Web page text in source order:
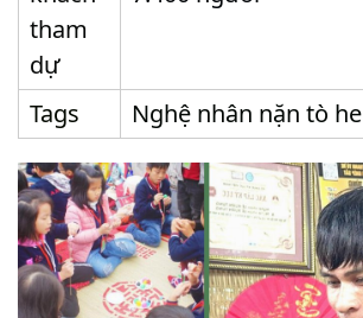
tham
dự
Tags Nghệ nhân nặn tò he